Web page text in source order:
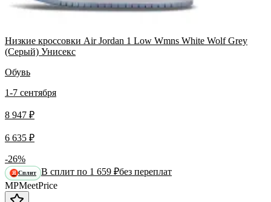
Низкие кроссовки Air Jordan 1 Low Wmns White Wolf Grey
(Серый) Унисекс
Обувь
1-7 сентября
8 947 ₽
6 635 ₽
-26%
Я Сплит В сплит по 1 659 ₽без переплат
MPMeetPrice